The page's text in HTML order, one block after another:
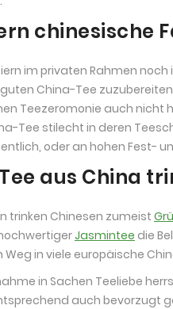
chinesische
im privaten Rahmen
China-Tee
Teezeromonie auch nicht
Tee stilecht in deren
oder an hohen Fest-
aus China
trinken Chinesen zumeist
Jasmintee die
Weg in viele europäische
in Sachen Teeliebe
auch bevorzugt